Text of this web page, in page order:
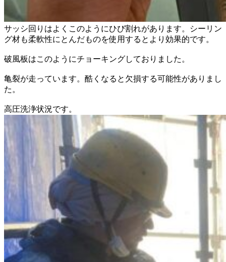
サッシ回りはよくこのようにひび割れがあります。シーリン
グ材も柔軟性にとんだものを使用するとより効果的です。
破風板はこのようにチョーキングしておりました。
亀裂が走っています。酷くなると欠損する可能性がありまし
た。
高圧洗浄状況です。